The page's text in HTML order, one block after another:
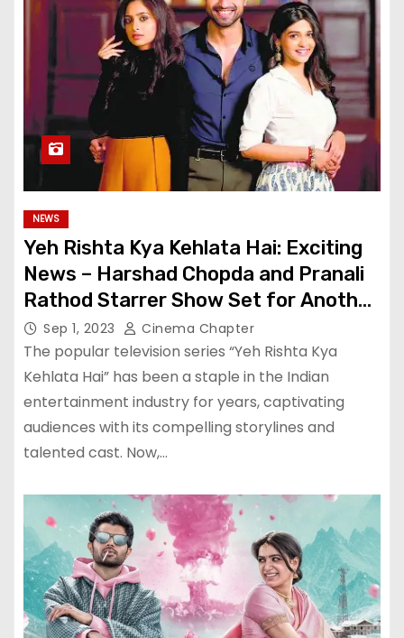
NEWS
Yeh Rishta Kya Kehlata Hai: Exciting
News – Harshad Chopda and Pranali
Rathod Starrer Show Set for Another
Leap
Sep 1, 2023 Cinema Chapter
The popular television series “Yeh Rishta Kya
Kehlata Hai” has been a staple in the Indian
entertainment industry for years, captivating
audiences with its compelling storylines and
talented cast. Now,…